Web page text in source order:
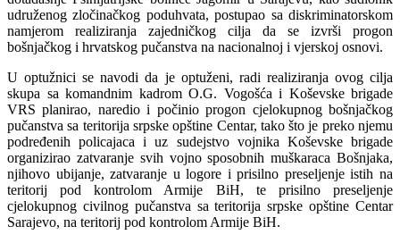
udruženog zločinačkog poduhvata, postupao sa diskriminatorskom
namjerom realiziranja zajedničkog cilja da se izvrši progon
bošnjačkog i hrvatskog pučanstva na nacionalnoj i vjerskoj osnovi.
U optužnici se navodi da je optuženi, radi realiziranja ovog cilja
skupa sa komandnim kadrom O.G. Vogošća i Koševske brigade
VRS planirao, naredio i počinio progon cjelokupnog bošnjačkog
pučanstva sa teritorija srpske opštine Centar, tako što je preko njemu
podređenih policajaca i uz sudejstvo vojnika Koševske brigade
organizirao zatvaranje svih vojno sposobnih muškaraca Bošnjaka,
njihovo ubijanje, zatvaranje u logore i prisilno preseljenje istih na
teritorij pod kontrolom Armije BiH, te prisilno preseljenje
cjelokupnog civilnog pučanstva sa teritorija srpske opštine Centar
Sarajevo, na teritorij pod kontrolom Armije BiH.